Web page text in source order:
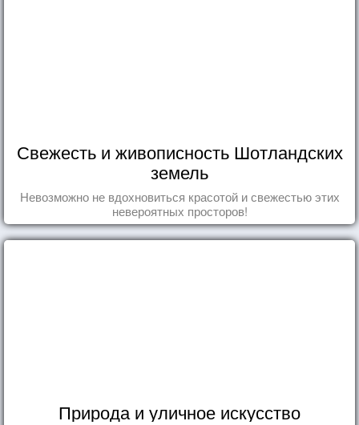
Свежесть и живописность Шотландских
земель
Невозможно не вдохновиться красотой и свежестью этих
невероятных просторов!
Природа и уличное искусство